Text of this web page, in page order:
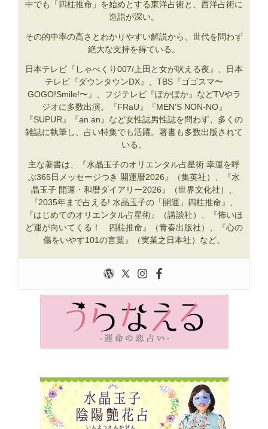
中でも「四柱推命」を始めとする東洋占術と、西洋占術に
造詣が深い。
その的中率の高さとわかりやすい解説から、世代を問わず
絶大な支持を得ている。
日本テレビ『しゃべくり007/上田と女が吠える夜』、日本
テレビ『ダウンタウンDX』、TBS『ゴゴスマ〜
GOGO!Smile!〜』、フジテレビ『ぽかぽか』などTVやラ
ジオに多数出演。『FRaU』『MEN’S NON-NO』
『SUPUR』『an.an』など女性誌男性誌を問わず、多くの
雑誌に執筆し、占い特集でも活躍。著書も多数出版されて
いる。
主な著書は、『水晶玉子のオリエンタル占星術 幸運を呼
ぶ365日メッセージつき 開運暦2026』（集英社）、『水
晶玉子 開運・和暦ダイアリー2026』（世界文化社）、
『2035年まで占える! 水晶玉子の「開運」四柱推命』、
『はじめてのオリエンタル占星術』（講談社）、『怖いほ
ど運が向いてくる！ 四柱推命』（青春出版社）、『心の
傷をいやす101の言葉』（実業之日本社）など。